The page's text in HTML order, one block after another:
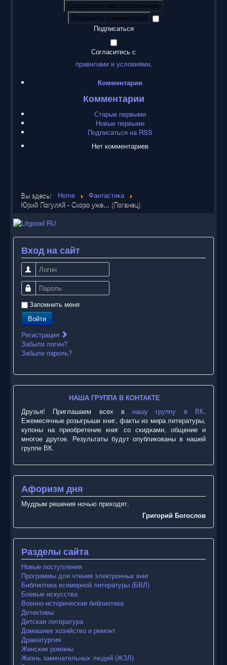
Определить местоположение
Отправить комментарий
Подписаться
Согласитесь с
правилами и условиями.
Комментарии
Комментарии
Старые первыми
Новые первыми
Подписаться на RSS
Нет комментариев
Вы здесь: Home
Фантастика
Юрий Погуляй - Скоро уже... (Поганец)
Вход на сайт
Логин
Пароль
Запомнить меня
Войти
Регистрация
Забыли логин?
Забыли пароль?
НАША ГРУППА В КОНТАКТЕ
Друзья! Приглашаем всех в нашу группу в ВК.
Ежемесячные розыгрыши книг, факты из мира литературы,
купоны на приобретение книг со скидками, общение и
многое другое. Результаты будут опубликованы в нашей
группе ВК.
Афоризм дня
Мудрым решения ночью приходят.
Григорий Богослов
Разделы сайта
Новые поступления
Программы для чтения электронных книг
Библиотека всемирной литературы (БВЛ)
Боевые искусства
Военно-историческая библиотека
Детективы
Детская литература
Домашнее хозяйство и ремонт
Драматургия
Женские романы
Жизнь замечательных людей (ЖЗЛ)